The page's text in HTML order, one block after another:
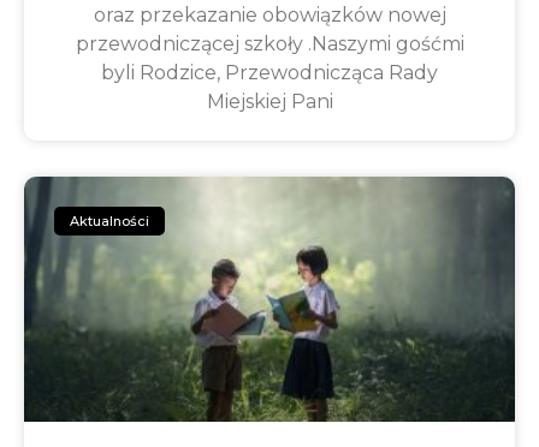
oraz przekazanie obowiązków nowej
przewodniczącej szkoły .Naszymi gośćmi
byli Rodzice, Przewodnicząca Rady
Miejskiej Pani
Aktualności